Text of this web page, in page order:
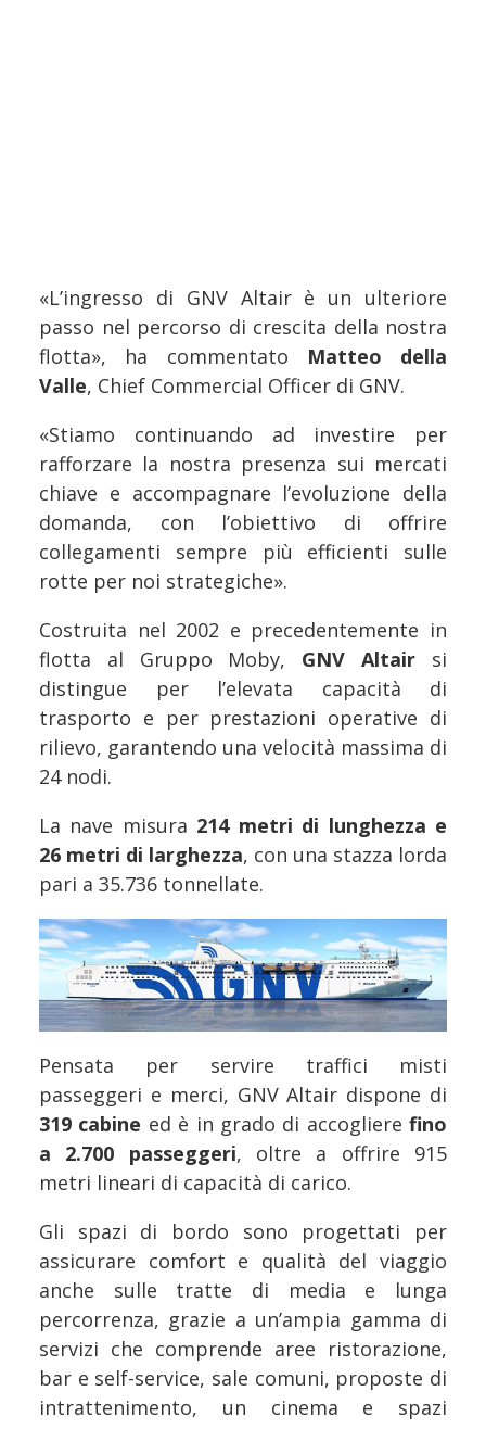
«L’ingresso di GNV Altair è un ulteriore
passo nel percorso di crescita della nostra
flotta», ha commentato Matteo della
Valle, Chief Commercial Officer di GNV.
«Stiamo continuando ad investire per
rafforzare la nostra presenza sui mercati
chiave e accompagnare l’evoluzione della
domanda, con l’obiettivo di offrire
collegamenti sempre più efficienti sulle
rotte per noi strategiche».
Costruita nel 2002 e precedentemente in
flotta al Gruppo Moby, GNV Altair si
distingue per l’elevata capacità di
trasporto e per prestazioni operative di
rilievo, garantendo una velocità massima di
24 nodi.
La nave misura 214 metri di lunghezza e
26 metri di larghezza, con una stazza lorda
pari a 35.736 tonnellate.
Pensata per servire traffici misti
passeggeri e merci, GNV Altair dispone di
319 cabine ed è in grado di accogliere fino
a 2.700 passeggeri, oltre a offrire 915
metri lineari di capacità di carico.
Gli spazi di bordo sono progettati per
assicurare comfort e qualità del viaggio
anche sulle tratte di media e lunga
percorrenza, grazie a un’ampia gamma di
servizi che comprende aree ristorazione,
bar e self-service, sale comuni, proposte di
intrattenimento, un cinema e spazi